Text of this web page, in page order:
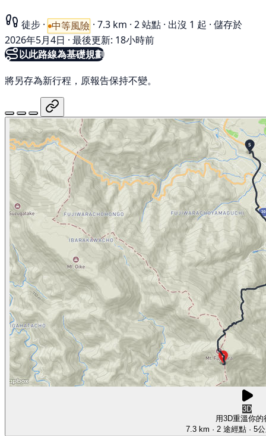
徒步 · 中等風險 · 7.3 km · 2 站點 · 出沒 1 起 · 儲存於
2026年5月4日 · 最後更新: 18小時前
以此路線為基礎規劃
將另存為新行程，原報告保持不變。
3D
用3D重溫你的
7.3 km · 2 途經點 · 5